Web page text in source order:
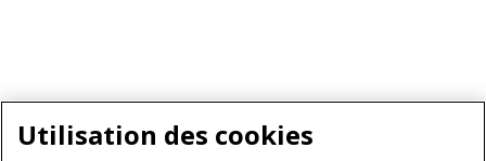
Utilisation des cookies